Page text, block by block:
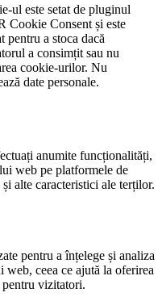
ul este setat de pluginul
Cookie Consent și este
pentru a stoca dacă
a consimțit sau nu
cookie-urilor. Nu
date personale.
anumite funcționalități,
web pe platformele de
alte caracteristici ale terților.
pentru a înțelege și analiza
ceea ce ajută la oferirea
vizitatori.